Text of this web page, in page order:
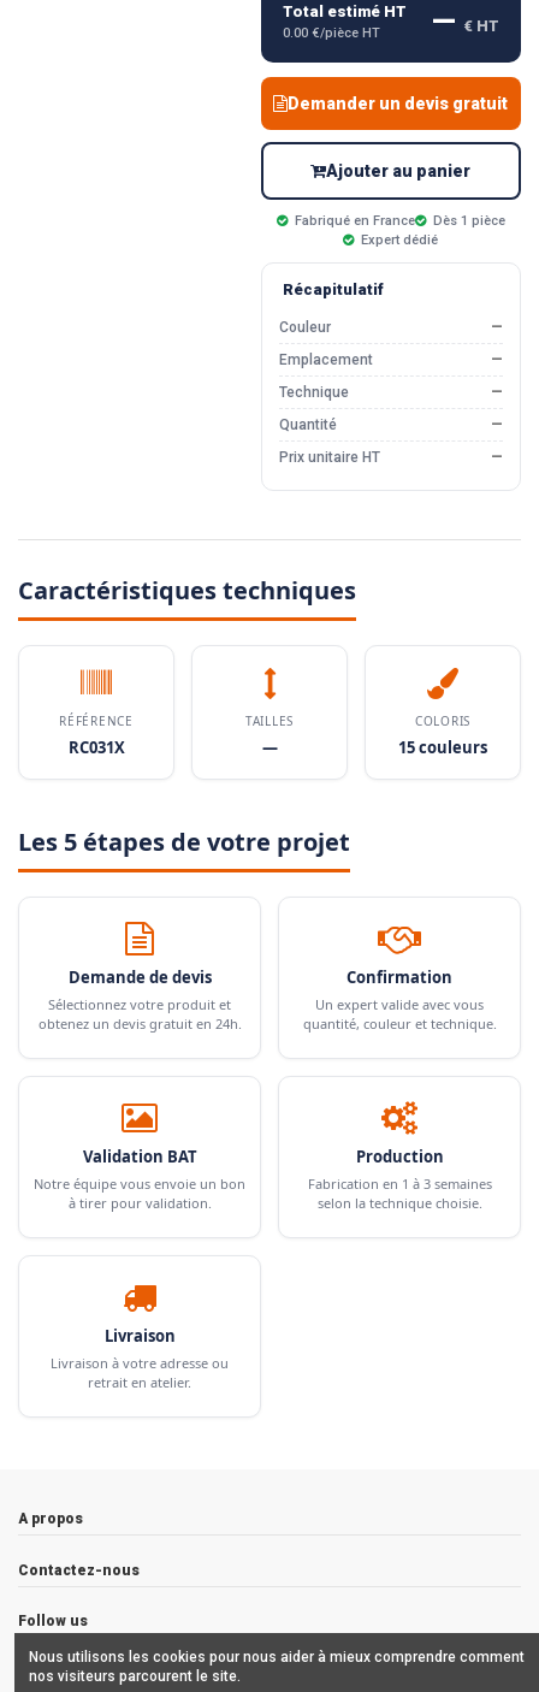
Total estimé HT
0.00 €/pièce HT — € HT
Demander un devis gratuit
Ajouter au panier
Fabriqué en France
Dès 1 pièce
Expert dédié
Récapitulatif
Couleur
—
Emplacement
—
Technique
—
Quantité
—
Prix unitaire HT
—
Caractéristiques techniques
RÉFÉRENCE
RC031X
TAILLES
—
COLORIS
15 couleurs
Les 5 étapes de votre projet
Demande de devis
Sélectionnez votre produit et
obtenez un devis gratuit en 24h.
Confirmation
Un expert valide avec vous
quantité, couleur et technique.
Validation BAT
Notre équipe vous envoie un bon
à tirer pour validation.
Production
Fabrication en 1 à 3 semaines
selon la technique choisie.
Livraison
Livraison à votre adresse ou
retrait en atelier.
A propos
Contactez-nous
Follow us
Newsletter
Nous utilisons les cookies pour nous aider à mieux comprendre comment
nos visiteurs parcourent le site.